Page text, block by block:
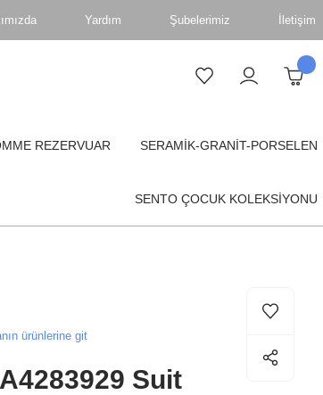
Yardım Şubelerimiz İletişim
REZERVUAR SERAMİK-GRANİT-PORSELEN
SENTO ÇOCUK KOLEKSİYONU
ürünlerine git
Suit